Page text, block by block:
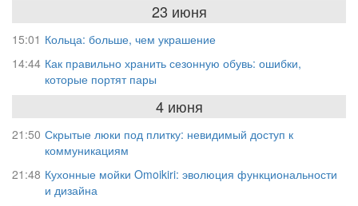
23 июня
15:01 Кольца: больше, чем украшение
14:44 Как правильно хранить сезонную обувь: ошибки,
которые портят пары
4 июня
21:50 Скрытые люки под плитку: невидимый доступ к
коммуникациям
21:48 Кухонные мойки Omoikiri: эволюция функциональности
и дизайна